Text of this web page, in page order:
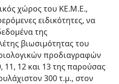
χώρος του ΚΕ.Μ.Ε.,
ειδικότητες, να
της
βιωσιμότητας του
προδιαγραφών
12 και 13 της παρούσας
300 τ.μ., στον